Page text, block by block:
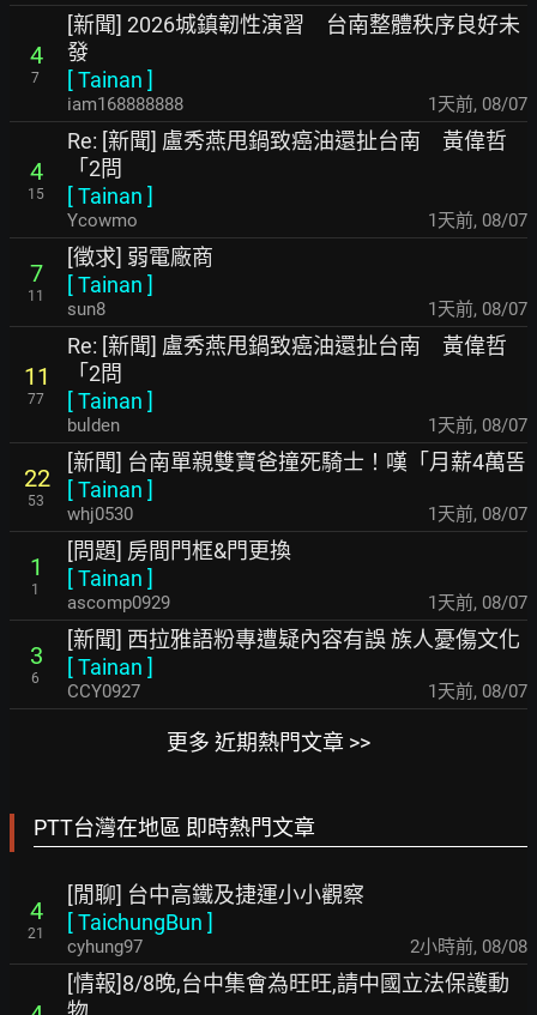
4
7
[新聞] 2026城鎮韌性演習 台南整體秩序良好未
發
[Tainan ]
iam168888888 1天前, 08/07
4
15
Re: [新聞] 盧秀燕甩鍋致癌油還扯台南 黃偉哲
「2問
[Tainan ]
Ycowmo 1天前, 08/07
7
11
[徵求] 弱電廠商
[Tainan ]
sun8 1天前, 08/07
11
77
Re: [新聞] 盧秀燕甩鍋致癌油還扯台南 黃偉哲
「2問
[Tainan ]
bulden 1天前, 08/07
22
53
[新聞] 台南單親雙寶爸撞死騎士！嘆「月薪4萬똠
[Tainan ]
whj0530 1天前, 08/07
1
1
[問題] 房間門框&門更換
[Tainan ]
ascomp0929 1天前, 08/07
3
6
[新聞] 西拉雅語粉專遭疑內容有誤 族人憂傷文化
[Tainan ]
CCY0927 1天前, 08/07
更多 近期熱門文章 >>
PTT台灣在地區 即時熱門文章
4
21
[閒聊] 台中高鐵及捷運小小觀察
[TaichungBun ]
cyhung97 2小時前, 08/08
[情報]8/8晚,台中集會為旺旺,請中國立法保護動